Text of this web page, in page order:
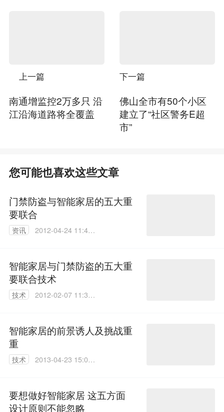
上一篇
南通增监控2万多只 沿
江沿海道路将全覆盖
下一篇
佛山全市有50个小区
建立了“社区警务E超
市”
您可能也喜欢这些文章
门禁防盗与智能家居的五大重
要联合
资讯
2012-04-24 11:49:
智能家居与门禁防盗的五大重
要联合技术
技术
2012-02-07 11:33:
智能家居的前景诱人及挑战重
重
技术
2013-04-23 15:04:
要想做好智能家居 这五方面
设计原则不能忽略